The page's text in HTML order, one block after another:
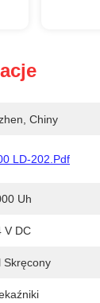
Chiny
LD-202.pdf
Uh
V DC
Skręcony